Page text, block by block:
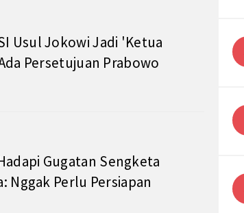
Usul Jokowi Jadi 'Ketua
Persetujuan Prabowo
Gugatan Sengketa
Nggak Perlu Persiapan